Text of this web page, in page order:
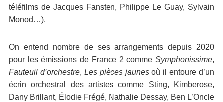
téléfilms de Jacques Fansten, Philippe Le Guay, Sylvain
Monod…).
On entend nombre de ses arrangements depuis 2020
pour les émissions de France 2 commeSymphonissime,
Fauteuil d’orchestre, Les pièces jaunesoù il entoure d’un
écrin orchestral des artistes comme Sting, Kimberose,
Dany Brillant, Élodie Frégé, Nathalie Dessay, Ben L’Oncle